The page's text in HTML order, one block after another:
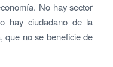
No hay sector
hay ciudadano de la
que no se beneficie de